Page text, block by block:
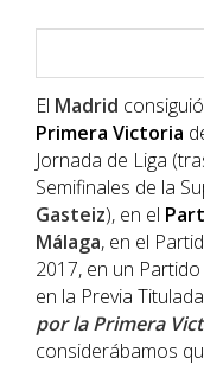
El Madrid
Primera Victoria
Jornada de Liga
Semifinales de la
Gasteiz), en el
Málaga, en el
2017, en un
en la Previa
por la Primera
considerábamos